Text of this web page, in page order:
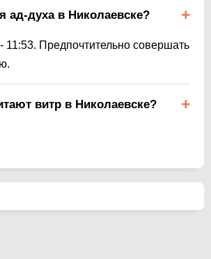
ад-духа в Николаевске?
- 11:53. Предпочтительно совершать
витр в Николаевске?